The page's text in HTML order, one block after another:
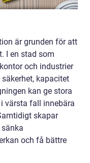
är grunden för att
I en stad som
och industrier
kapacitet
kan ge stora
värsta fall innebära
skapar
och få bättre